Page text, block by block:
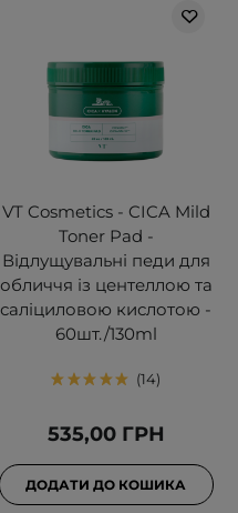
VT Cosmetics - CICA Mild
Toner Pad -
Відлущувальні педи для
обличчя із центеллою та
саліциловою кислотою -
60шт./130ml
14
535,00 ГРН
ДОДАТИ ДО КОШИКА